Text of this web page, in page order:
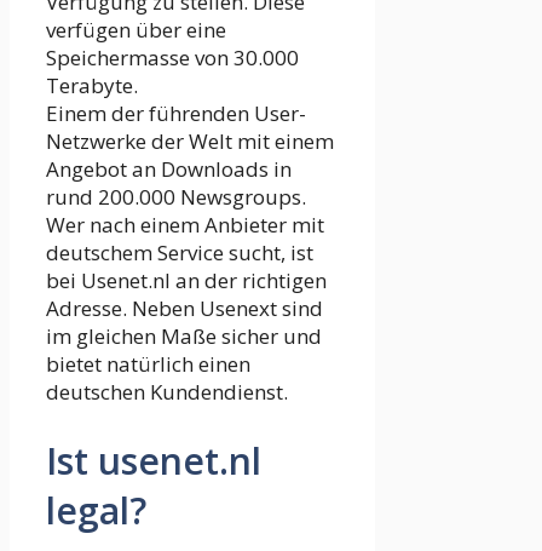
verfügen über eine
Speichermasse von 30.000
Terabyte.
Einem der führenden User-
Netzwerke der Welt mit einem
Angebot an Downloads in
rund 200.000 Newsgroups.
Wer nach einem Anbieter mit
deutschem Service sucht, ist
bei Usenet.nl an der richtigen
Adresse. Neben Usenext sind
im gleichen Maße sicher und
bietet natürlich einen
deutschen Kundendienst.
Ist usenet.nl
legal?